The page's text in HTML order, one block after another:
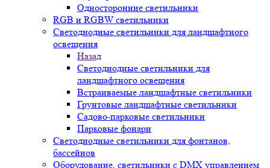
Односторонние светильники
RGB и RGBW светильники
Светодиодные светильники для ландшафтного
освещения
Назад
Светодиодные светильники для
ландшафтного освещения
Встраиваемые ландшафтные светильники
Грунтовые ландшафтные светильники
Садово-парковые светильники
Парковые фонари
Светодиодные светильники для фонтанов,
бассейнов
Оборудование, светильники с DMX управлением